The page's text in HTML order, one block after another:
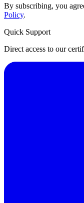
By subscribing, you
Policy.
Quick Support
Direct access to our